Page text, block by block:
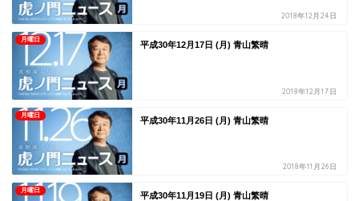
2018年12月24日
月曜日
平成30年12月17日 (月) 青山繁晴
2018年12月17日
月曜日
平成30年11月26日 (月) 青山繁晴
2018年11月26日
月曜日
平成30年11月19日 (月) 青山繁晴